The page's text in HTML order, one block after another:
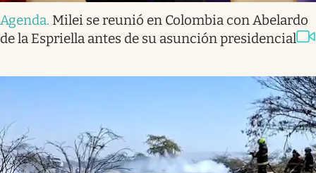
Agenda. Milei se reunió en Colombia con Abelardo
de la Espriella antes de su asunción presidencial